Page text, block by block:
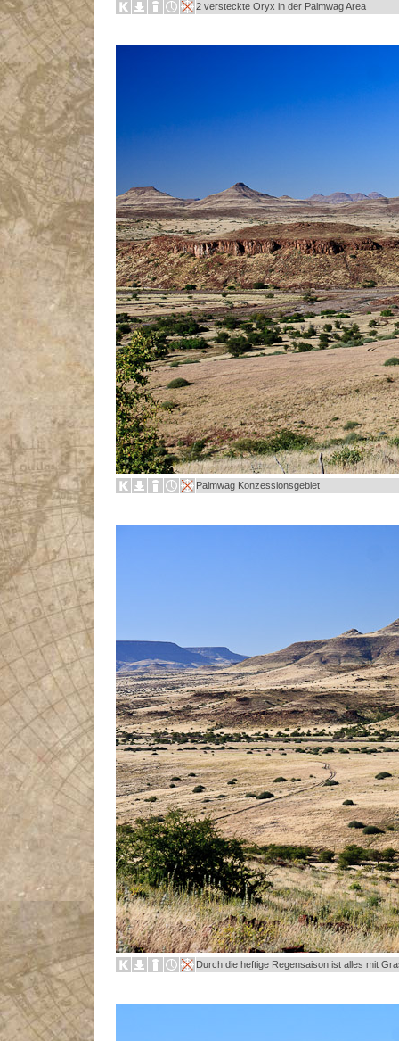
2 versteckte Oryx in der Palmwag Area
Palmwag Konzessionsgebiet
Durch die heftige Regensaison ist alles mit